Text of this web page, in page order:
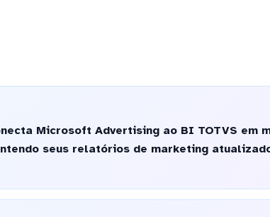
Microsoft Advertising ao BI TOTVS em
seus relatórios de marketing